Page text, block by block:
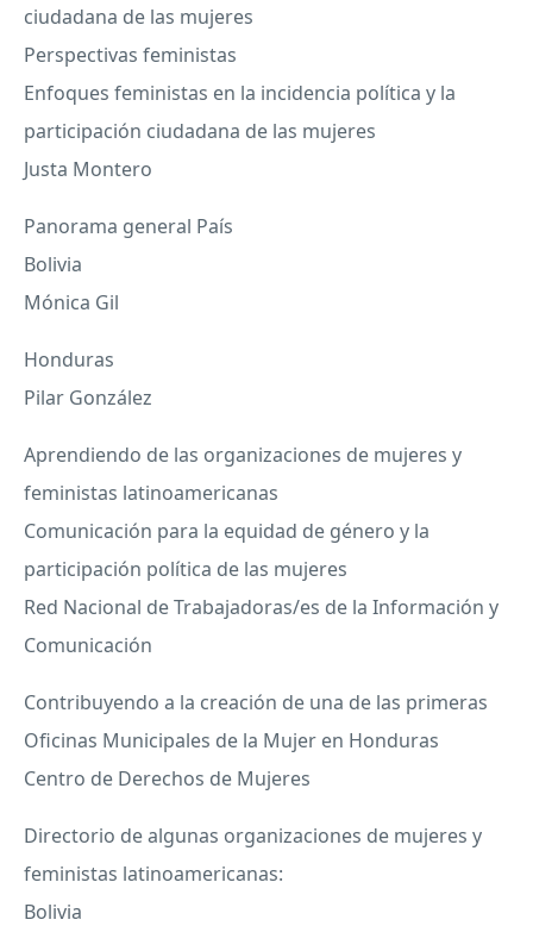
ciudadana de las mujeres
Perspectivas feministas
Enfoques feministas en la incidencia política y la
participación ciudadana de las mujeres
Justa Montero
Panorama general País
Bolivia
Mónica Gil
Honduras
Pilar González
Aprendiendo de las organizaciones de mujeres y
feministas latinoamericanas
Comunicación para la equidad de género y la
participación política de las mujeres
Red Nacional de Trabajadoras/es de la Información y
Comunicación
Contribuyendo a la creación de una de las primeras
Oficinas Municipales de la Mujer en Honduras
Centro de Derechos de Mujeres
Directorio de algunas organizaciones de mujeres y
feministas latinoamericanas:
Bolivia